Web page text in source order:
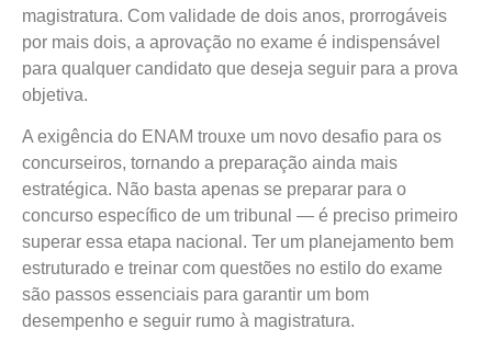
magistratura. Com validade de dois anos, prorrogáveis
por mais dois, a aprovação no exame é indispensável
para qualquer candidato que deseja seguir para a prova
objetiva.
A exigência do ENAM trouxe um novo desafio para os
concurseiros, tornando a preparação ainda mais
estratégica. Não basta apenas se preparar para o
concurso específico de um tribunal — é preciso primeiro
superar essa etapa nacional. Ter um planejamento bem
estruturado e treinar com questões no estilo do exame
são passos essenciais para garantir um bom
desempenho e seguir rumo à magistratura.